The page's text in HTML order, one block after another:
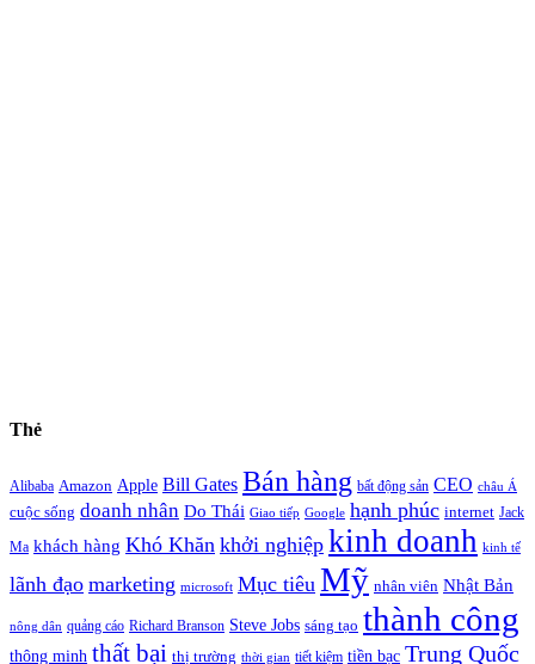
Thẻ
Alibaba Amazon Apple Bill Gates Bán hàng bất động sản CEO châu Á
cuộc sống doanh nhân Do Thái Giao tiếp Google hạnh phúc internet Jack
Ma khách hàng Khó Khăn khởi nghiệp kinh doanh kinh tế
lãnh đạo marketing microsoft Mục tiêu Mỹ nhân viên Nhật Bản
nông dân quảng cáo Richard Branson Steve Jobs sáng tạo thành công
thông minh thất bại thị trường thời gian tiết kiệm tiền bạc Trung Quốc